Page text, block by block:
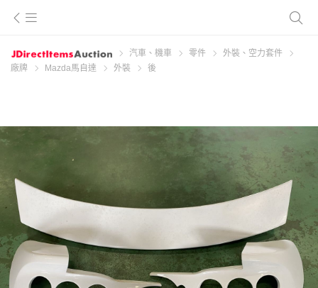
汽車、機車 零件
外裝、空力套件
廠牌
Mazda馬自達 外裝 後